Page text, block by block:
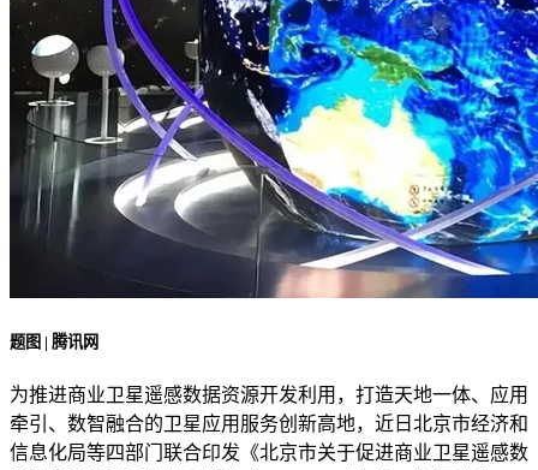
题图 | 腾讯网
为推进商业卫星遥感数据资源开发利用，打造天地一体、应用
牵引、数智融合的卫星应用服务创新高地，近日北京市经济和
信息化局等四部门联合印发《北京市关于促进商业卫星遥感数